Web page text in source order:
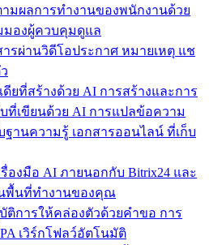
มผลการทำงานของพนักงานด้วย
มองผู้ควบคุมดูแล
รผ่านวิดีโอประกาศ หมายเหตุ แช
ดียที่สร้างด้วย AI การสร้างและการ
ที่เขียนด้วย AI การแปลข้อความ
ฐานความรู้ เอกสารออนไลน์ ที่เก็บ
องมือ AI ภายนอกกับ Bitrix24 และ
พื้นที่ทำงานของคุณ
ติการให้คล่องตัวด้วยคำขอ การ
เวิร์กโฟลว์อัตโนมัติ